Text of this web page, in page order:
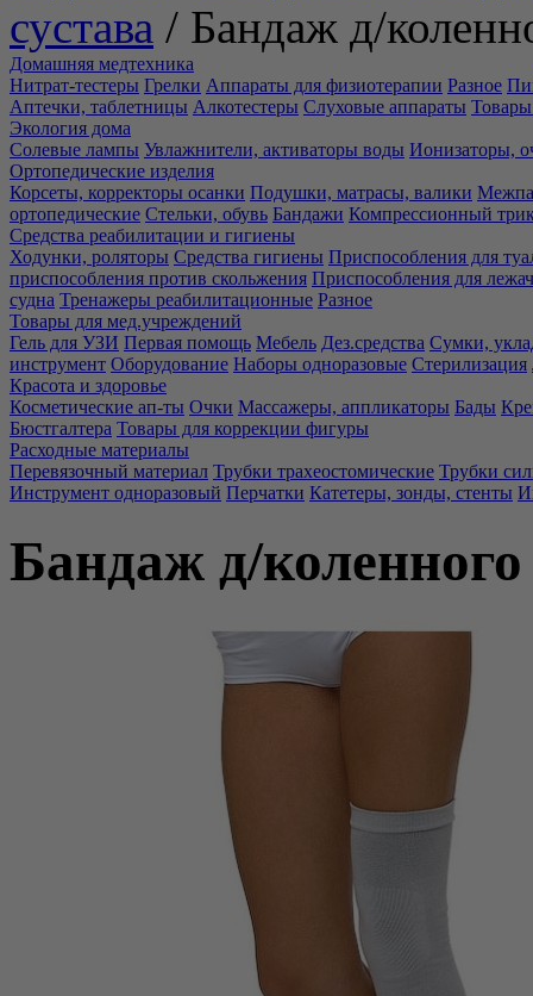
сустава / Бандаж д/
Домашняя медтехника
Нитрат-тестеры Грелки Аппараты для физиотерапии Разное
Аптечки, таблетницы Алкотестеры Слуховые аппараты Товары
Экология дома
Солевые лампы Увлажнители, активаторы воды Ионизаторы,
Ортопедические изделия
Корсеты, корректоры осанки Подушки, матрасы, валики
ортопедические Стельки, обувь Бандажи Компрессионный
Средства реабилитации и гигиены
Ходунки, роляторы Средства гигиены Приспособления для
приспособления против скольжения Приспособления для
судна Тренажеры реабилитационные Разное
Товары для мед.учреждений
Гель для УЗИ Первая помощь Мебель Дез.средства Сумки,
инструмент Оборудование Наборы одноразовые Стерилизация
Красота и здоровье
Косметические ап-ты Очки Массажеры, аппликаторы Бады
Бюстгалтера Товары для коррекции фигуры
Расходные материалы
Перевязочный материал Трубки трахеостомические Трубки
Инструмент одноразовый Перчатки Катетеры, зонды, стенты
Бандаж д/